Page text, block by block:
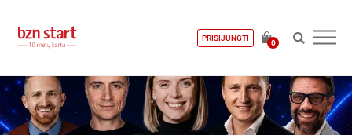
PRISIJUNGTI
0